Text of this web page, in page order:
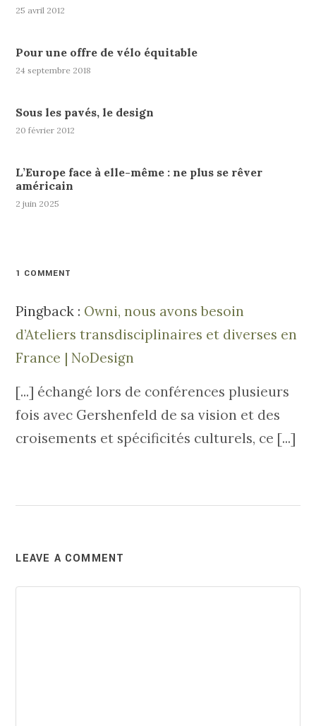
25 avril 2012
Pour une offre de vélo équitable
24 septembre 2018
Sous les pavés, le design
20 février 2012
L’Europe face à elle-même : ne plus se rêver
américain
2 juin 2025
1 COMMENT
Pingback : Owni, nous avons besoin
d’Ateliers transdisciplinaires et diverses en
France | NoDesign
[...] échangé lors de conférences plusieurs
fois avec Gershenfeld de sa vision et des
croisements et spécificités culturels, ce [...]
LEAVE A COMMENT